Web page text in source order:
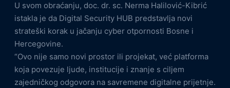
U svom obraćanju, doc. dr. sc. Nerma Halilović-Kibrić
istakla je da Digital Security HUB predstavlja novi
strateški korak u jačanju cyber otpornosti Bosne i
Hercegovine.
“Ovo nije samo novi prostor ili projekat, već platforma
koja povezuje ljude, institucije i znanje s ciljem
zajedničkog odgovora na savremene digitalne prijetnje.